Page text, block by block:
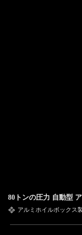
80トンの圧力 自動型
アルミホイルボックス